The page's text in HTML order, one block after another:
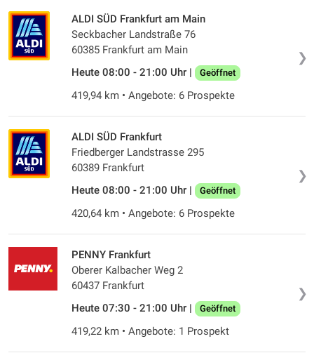
❯
ALDI SÜD Frankfurt am Main
Seckbacher Landstraße 76
60385 Frankfurt am Main
Heute 08:00 - 21:00 Uhr |
Geöffnet
419,94 km • Angebote: 6 Prospekte
❯
ALDI SÜD Frankfurt
Friedberger Landstrasse 295
60389 Frankfurt
Heute 08:00 - 21:00 Uhr |
Geöffnet
420,64 km • Angebote: 6 Prospekte
❯
PENNY Frankfurt
Oberer Kalbacher Weg 2
60437 Frankfurt
Heute 07:30 - 21:00 Uhr |
Geöffnet
419,22 km • Angebote: 1 Prospekt